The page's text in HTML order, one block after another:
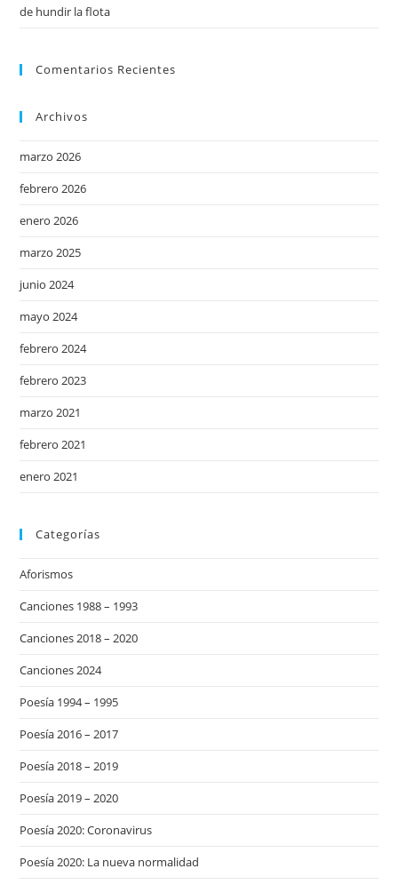
de hundir la flota
Comentarios Recientes
Archivos
marzo 2026
febrero 2026
enero 2026
marzo 2025
junio 2024
mayo 2024
febrero 2024
febrero 2023
marzo 2021
febrero 2021
enero 2021
Categorías
Aforismos
Canciones 1988 – 1993
Canciones 2018 – 2020
Canciones 2024
Poesía 1994 – 1995
Poesía 2016 – 2017
Poesía 2018 – 2019
Poesía 2019 – 2020
Poesía 2020: Coronavirus
Poesía 2020: La nueva normalidad